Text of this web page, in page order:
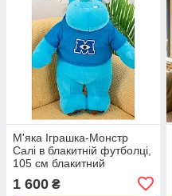
М'яка Іграшка-Монстр
Салі в блакитній футболці,
105 см блакитний
1 600 ₴